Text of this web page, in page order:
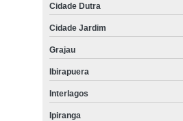
Cidade Dutra
Cidade Jardim
Grajau
Ibirapuera
Interlagos
Ipiranga